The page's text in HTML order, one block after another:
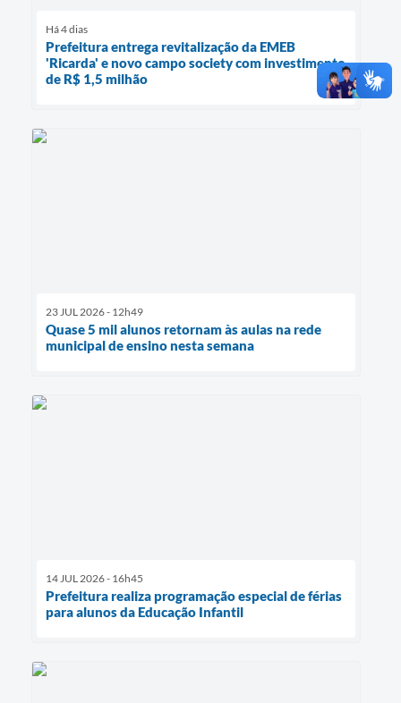
Há 4 dias
Prefeitura entrega revitalização da EMEB
'Ricarda' e novo campo society com investimento
de R$ 1,5 milhão
23 JUL 2026 - 12h49
Quase 5 mil alunos retornam às aulas na rede
municipal de ensino nesta semana
14 JUL 2026 - 16h45
Prefeitura realiza programação especial de férias
para alunos da Educação Infantil